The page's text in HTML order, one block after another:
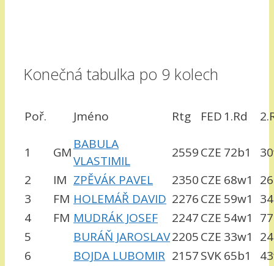
Konečná tabulka po 9 kolech
Poř. Jméno Rtg FED1.Rd
1 GM
BABULA
VLASTIMIL
2559CZE 72b1
2
IM ZPĚVÁK PAVEL 2350CZE 68w1
3
FM HOLEMÁŘ DAVID 2276CZE 59w1
4
FM MUDRÁK JOSEF 2247CZE 54w1
5
BURÁŇ JAROSLAV2205CZE 33w1
6
BOJDA LUBOMIR 2157SVK65b1